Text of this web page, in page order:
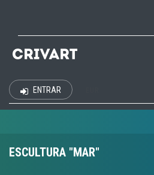
ENTRAR
ESCULTURA "MAR"